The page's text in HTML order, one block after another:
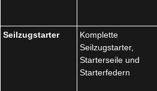
Seilzugstarter
Komplette
Seilzugstarter,
Starterseile und
Starterfedern